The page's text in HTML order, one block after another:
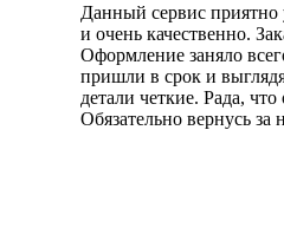
Данный сервис приятно
и очень качественно.
Оформление заняло
пришли в срок и
детали четкие. Рада,
Обязательно вернусь за